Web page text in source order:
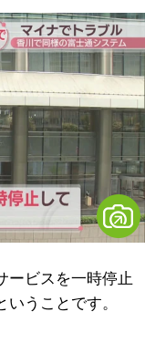
ビスを一時停止
うことです。